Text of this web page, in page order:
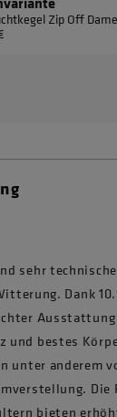
Zip Off
sehr
Dank
und bestes
unter anderem
bieten